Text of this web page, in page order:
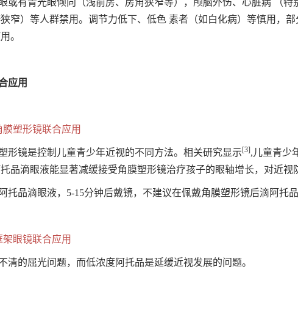
或有青光眼倾向（浅前房、房角狭窄等），颅脑外伤、心脏病 （特
窄）等人群禁用。调节力低下、低色 素者（如白化病）等慎用，
。
应用
塑形镜联合应用
形镜是控制儿童青少年近视的不同方法。相关研究显示[3],儿童青少
品滴眼液能显著减缓接受角膜塑形镜治疗孩子的眼轴增长，对近视
托品滴眼液，5-15分钟后戴镜，不建议在佩戴角膜塑形镜后滴阿托品
眼镜联合应用
清的屈光问题，而低浓度阿托品是延缓近视发展的问题。